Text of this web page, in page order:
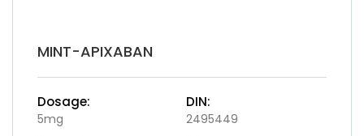
MINT-APIXABAN
Dosage:
5mg
DIN:
2495449